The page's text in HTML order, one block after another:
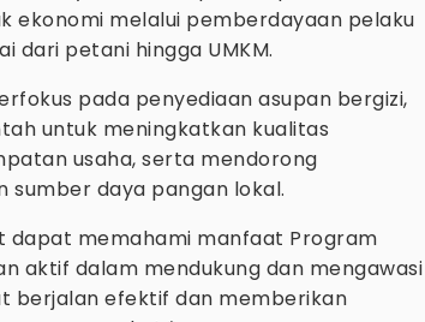
melalui pemberdayaan pelaku
dari petani hingga UMKM.
pada penyediaan asupan bergizi,
untuk meningkatkan kualitas
usaha, serta mendorong
daya pangan lokal.
dapat memahami manfaat Program
aktif dalam mendukung dan mengawasi
berjalan efektif dan memberikan